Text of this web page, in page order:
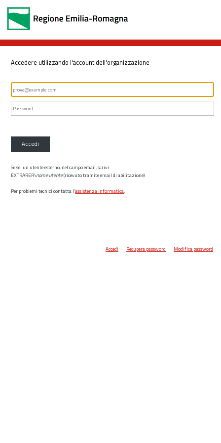
Accedere utilizzando l'account dell'organizzazione
Accedi
Se sei un utente esterno, nel campo email, scrivi
EXTRARER\nome utente(ricevuto tramite email di abilitazione)
Per problemi tecnici contatta l’assistenza informatica.
Accedi Recupera password Modifica password